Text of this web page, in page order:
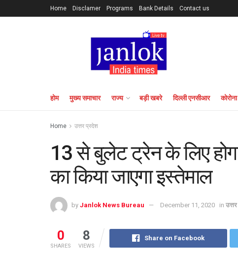
Home Disclamer Programs Bank Details Contact us
होम मुख्य समाचार राज्य बड़ी खबरे दिल्ली एनसीआर कोरोना
Home उत्तर प्रदेश
13 से बुलेट ट्रेन के लिए
का किया जाएगा इस्तेमाल
by Janlok News Bureau December 11, 2020 in
0
SHARES
8
VIEWS
Share on Facebook